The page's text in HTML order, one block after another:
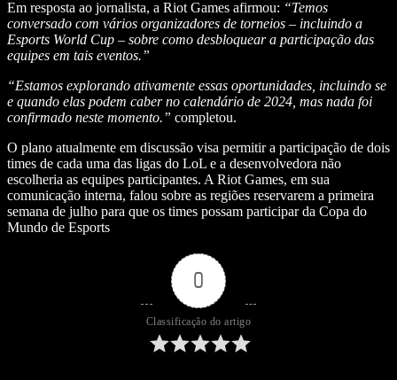
Em resposta ao jornalista, a Riot Games afirmou: “Temos
conversado com vários organizadores de torneios – incluindo a
Esports World Cup – sobre como desbloquear a participação das
equipes em tais eventos.”
“Estamos explorando ativamente essas oportunidades, incluindo se
e quando elas podem caber no calendário de 2024, mas nada foi
confirmado neste momento.” completou.
O plano atualmente em discussão visa permitir a participação de dois
times de cada uma das ligas do LoL e a desenvolvedora não
escolheria as equipes participantes. A Riot Games, em sua
comunicação interna, falou sobre as regiões reservarem a primeira
semana de julho para que os times possam participar da Copa do
Mundo de Esports
0
Classificação do artigo